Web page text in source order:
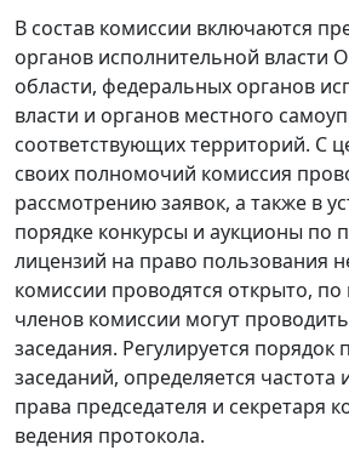
В состав комиссии включаются
органов исполнительной власти
области, федеральных органов
власти и органов местного
соответствующих территорий. С
своих полномочий комиссия
рассмотрению заявок, а также в
порядке конкурсы и аукционы по
лицензий на право пользования
комиссии проводятся открыто,
членов комиссии могут
заседания. Регулируется порядок
заседаний, определяется частота
права председателя и секретаря
ведения протокола.